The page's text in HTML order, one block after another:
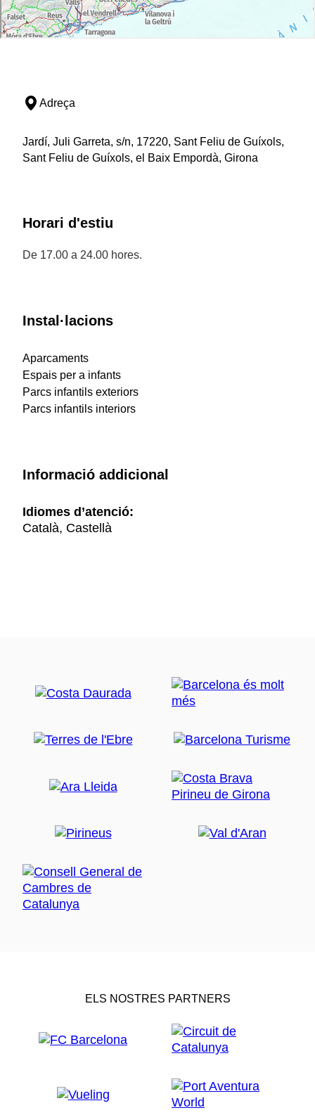
Adreça
Jardí, Juli Garreta, s/n, 17220, Sant Feliu de Guíxols,
Sant Feliu de Guíxols, el Baix Empordà, Girona
Horari d'estiu
De 17.00 a 24.00 hores.
Instal·lacions
Aparcaments
Espais per a infants
Parcs infantils exteriors
Parcs infantils interiors
Informació addicional
Idiomes d’atenció:
Català, Castellà
ELS NOSTRES PARTNERS